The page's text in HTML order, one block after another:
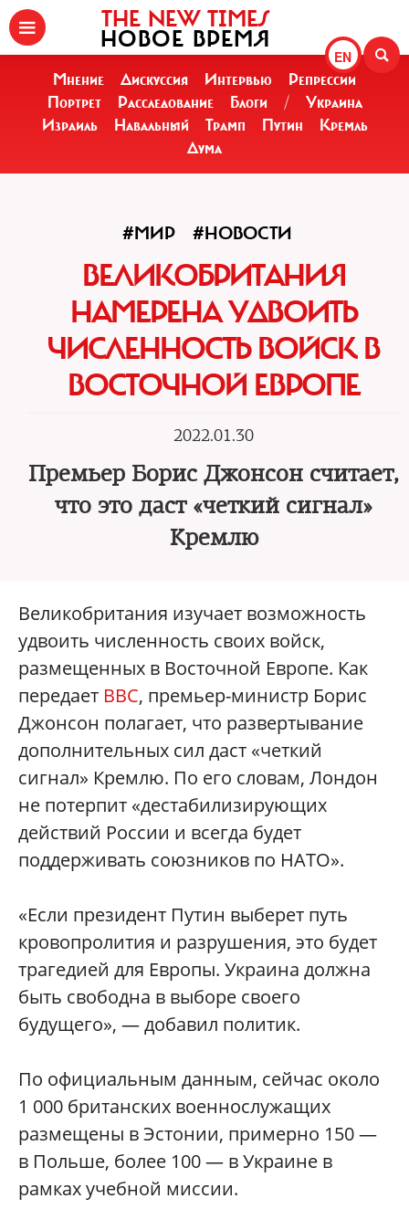
EN
THE NEW TIMES
НОВОЕ ВРЕМЯ
Мнение Дискуссия Интервью
Репрессии
Портрет
Расследование Блоги /
Украина
Израиль
Навальный Трамп Путин
Кремль
Дума
#МИР #НОВОСТИ
ВЕЛИКОБРИТАНИЯ
НАМЕРЕНА УДВОИТЬ
ЧИСЛЕННОСТЬ ВОЙСК В
ВОСТОЧНОЙ ЕВРОПЕ
2022.01.30
Премьер Борис Джонсон считает,
что это даст «четкий сигнал»
Кремлю
Великобритания изучает возможность
удвоить численность своих войск,
размещенных в Восточной Европе. Как
передает BBC, премьер-министр Борис
Джонсон полагает, что развертывание
дополнительных сил даст «четкий
сигнал» Кремлю. По его словам, Лондон
не потерпит «дестабилизирующих
действий России и всегда будет
поддерживать союзников по НАТО».
«Если президент Путин выберет путь
кровопролития и разрушения, это будет
трагедией для Европы. Украина должна
быть свободна в выборе своего
будущего», — добавил политик.
По официальным данным, сейчас около
1 000 британских военнослужащих
размещены в Эстонии, примерно 150 —
в Польше, более 100 — в Украине в
рамках учебной миссии.